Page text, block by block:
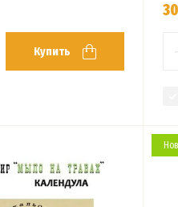
Купить